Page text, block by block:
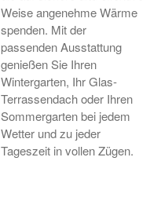
Weise angenehme Wärme
spenden. Mit der
passenden Ausstattung
genießen Sie Ihren
Wintergarten, Ihr Glas-
Terrassendach oder Ihren
Sommergarten bei jedem
Wetter und zu jeder
Tageszeit in vollen Zügen.